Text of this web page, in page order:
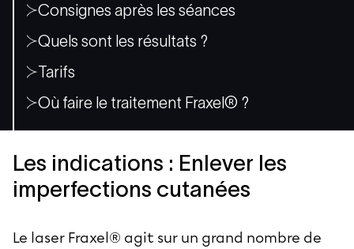
Consignes après les séances
Quels sont les résultats ?
Tarifs
Où faire le traitement Fraxel® ?
Les indications : Enlever les
imperfections cutanées
Le laser Fraxel® agit sur un grand nombre de